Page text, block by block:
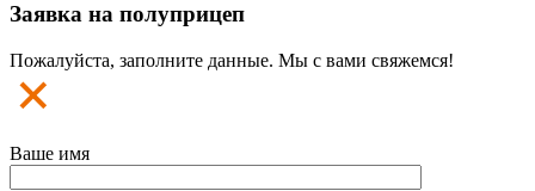
Заявка на полуприцеп
Пожалуйста, заполните данные. Мы с вами свяжемся!
Ваше имя